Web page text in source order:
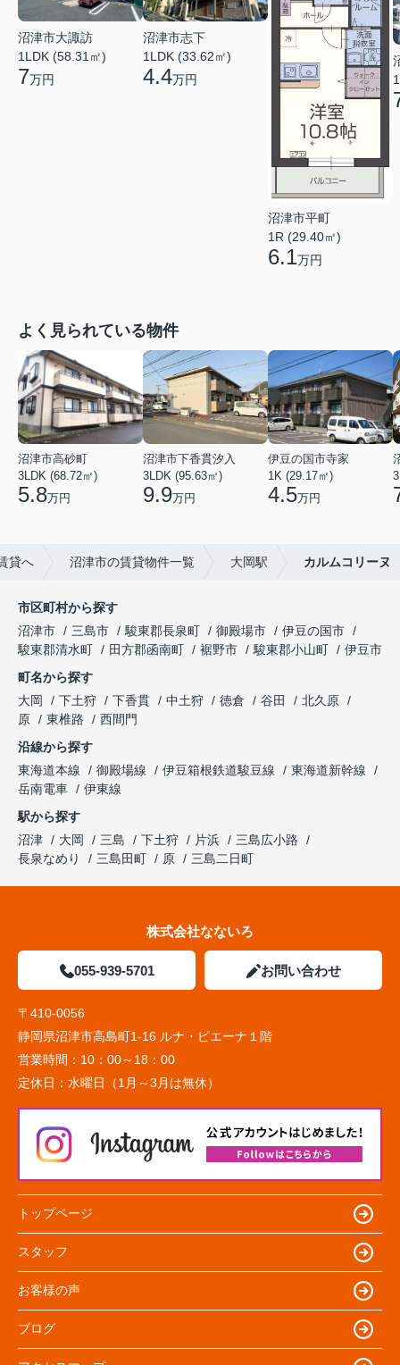
沼津市大諏訪
1LDK (58.31㎡)
7万円
沼津市志下
1LDK (33.62㎡)
4.4万円
沼津市平町
1R (29.40㎡)
6.1万円
よく見られている物件
沼津市高砂町
3LDK (68.72㎡)
5.8万円
沼津市下香貫汐入
3LDK (95.63㎡)
9.9万円
伊豆の国市寺家
1K (29.17㎡)
4.5万円
貸へ 沼津市の賃貸物件一覧 大岡駅 カルムコリーヌ
市区町村から探す
沼津市
三島市 駿東郡長泉町 御殿場市
伊豆の国市
駿東郡清水町
田方郡函南町 裾野市 駿東郡小山町
伊豆市
町名から探す
大岡
下土狩 下香貫 中土狩 徳倉 谷田
北久原
原
東椎路
西間門
沿線から探す
東海道本線
御殿場線 伊豆箱根鉄道駿豆線
東海道新幹線
岳南電車
伊東線
駅から探す
沼津
大岡 三島 下土狩 片浜
三島広小路
長泉なめり
三島田町 原 三島二日町
株式会社なないろ
055-939-5701 お問い合わせ
〒410-0056
静岡県沼津市高島町1-16 ルナ・ピエーナ１階
営業時間： 10：00～18：00
定休日： 水曜日（1月～3月は無休）
トップページ
スタッフ
お客様の声
ブログ